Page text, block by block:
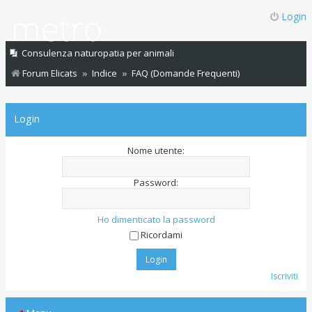
Login
Consulenza naturopatia per animali
Forum Elicats
Indice FAQ (Domande Frequenti)
Login
Nome utente:
Password:
Ho dimenticato la password
Ricordami
Iscriviti